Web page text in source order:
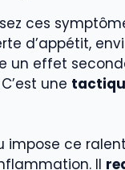
ces
d’appétit,
un effet
une
impose ce
Il